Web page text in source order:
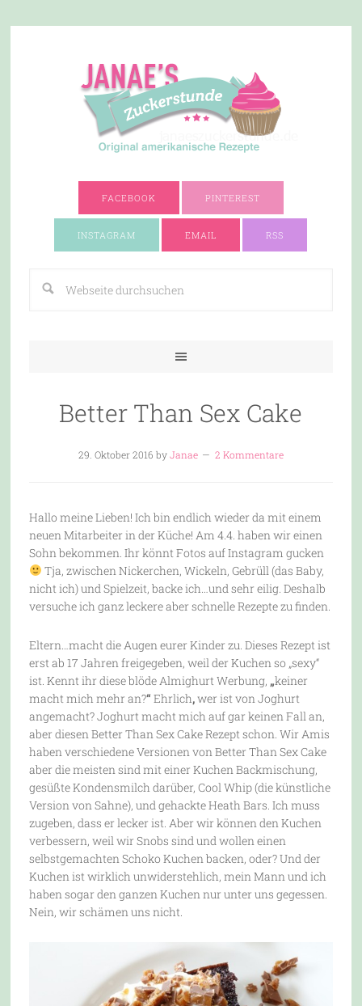
FACEBOOK PINTEREST
INSTAGRAM EMAIL RSS
Better Than Sex Cake
29. Oktober 2016 byJanae 2 Kommentare
Hallo meine Lieben! Ich bin endlich wieder da mit einem
neuen Mitarbeiter in der Küche! Am 4.4. haben wir einen
Sohn bekommen. Ihr könnt Fotos auf Instagram gucken
Tja, zwischen Nickerchen, Wickeln, Gebrüll (das Baby,
nicht ich) und Spielzeit, backe ich…und sehr eilig. Deshalb
versuche ich ganz leckere aber schnelle Rezepte zu finden.
Eltern…macht die Augen eurer Kinder zu. Dieses Rezept ist
erst ab 17 Jahren freigegeben, weil der Kuchen so „sexy“
ist. Kennt ihr diese blöde Almighurt Werbung, „keiner
macht mich mehr an?“ Ehrlich,wer ist von Joghurt
angemacht? Joghurt macht mich auf gar keinen Fall an,
aber diesen Better Than Sex Cake Rezept schon. Wir Amis
haben verschiedene Versionen von Better Than Sex Cake
aber die meisten sind mit einer Kuchen Backmischung,
gesüßte Kondensmilch darüber, Cool Whip (die künstliche
Version von Sahne), und gehackte Heath Bars. Ich muss
zugeben, dass er lecker ist. Aber wir können den Kuchen
verbessern, weil wir Snobs sind und wollen einen
selbstgemachten Schoko Kuchen backen, oder? Und der
Kuchen ist wirklich unwiderstehlich, mein Mann und ich
haben sogar den ganzen Kuchen nur unter uns gegessen.
Nein, wir schämen uns nicht.